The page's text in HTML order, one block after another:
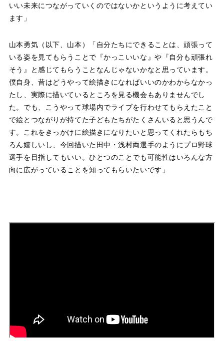
いい未来につながっていくのではないかというように考えてい
ます」
山本勇気（以下、山本）「自分たちにできることは、頑張って
いる姿を見てもらうことで『かっこいいな』や『自分も頑張れ
そう』と感じてもらうことなんじゃないかなと思っています。
僕自身、昔はどうやって絵描きになればいいのかわからなかっ
たし、実際に描いているところを見る機会もありませんでし
た。でも、こうやって球場内でライブを行わせてもらえたこと
で絵とつながりが持てた子どもたちがたくさんいると思うんで
す。これをきっかけに絵描きになりたいと思ってくれたらもち
ろん嬉しいし、今回描いた田中・浅村両選手のようにプロ野球
選手を目指してもいい。ひとつのことでも可能性はいろんな方
向に広がっていることを知ってもらいたいです」